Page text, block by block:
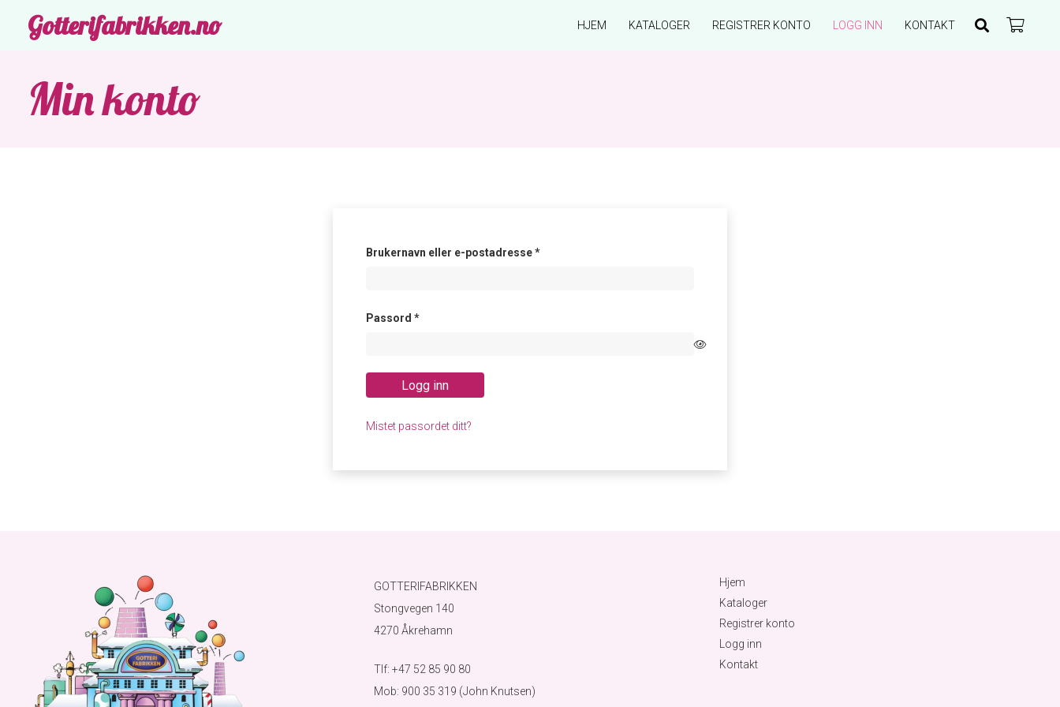
Gotterifabrikken.no HJEM KATALOGER REGISTRER KONTO LOGG INN KONTAKT
Min konto
Brukernavn eller e-postadresse*Påkrevd
Passord *Påkrevd
Logg inn
Mistet passordet ditt?
GOTTERIFABRIKKEN
Stongvegen 140
4270 Åkrehamn
Tlf: +47 52 85 90 80
Mob: 900 35 319 (John Knutsen)
Hjem
Kataloger
Registrer konto
Logg inn
Kontakt